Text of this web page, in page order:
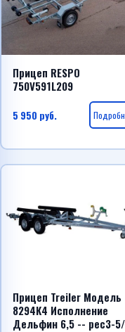
Прицеп RESPO
750V591L209
5 950 руб.
Прицеп Treiler Модель
8294К4 Исполнение
Дельфин 6,5 -- рес3-